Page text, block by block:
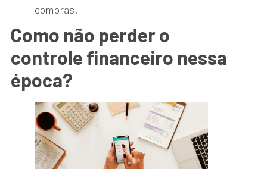
compras.
Como não perder o
controle financeiro nessa
época?